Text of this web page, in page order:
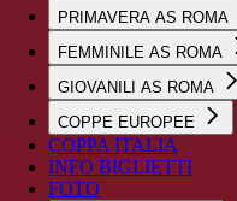
PRIMAVERA AS ROMA
FEMMINILE AS ROMA
GIOVANILI AS ROMA
COPPE EUROPEE
COPPA ITALIA
INFO BIGLIETTI
FOTO